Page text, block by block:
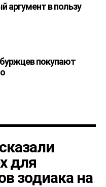
аргумент в пользу
покупают
для
зодиака на